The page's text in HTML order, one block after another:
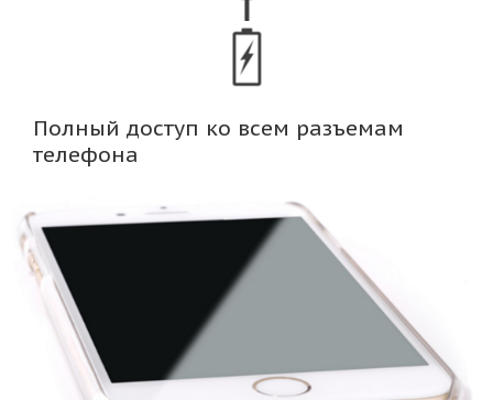
Полный доступ ко всем разъемам
телефона